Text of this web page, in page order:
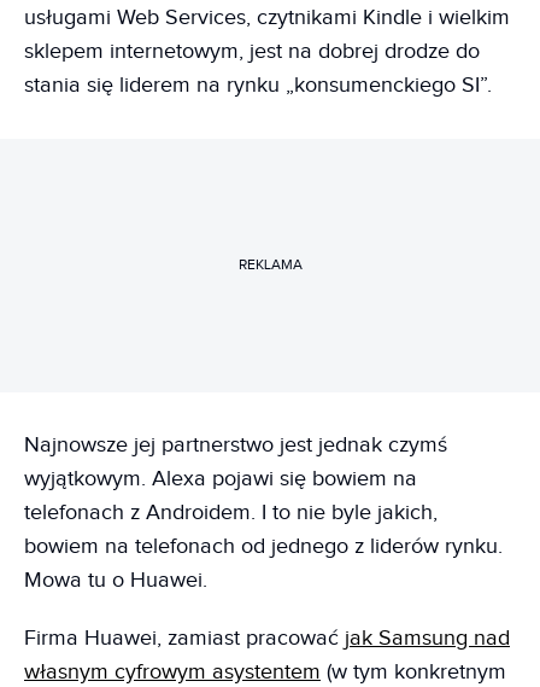
usługami Web Services, czytnikami Kindle i wielkim
sklepem internetowym, jest na dobrej drodze do
stania się liderem na rynku „konsumenckiego SI”.
REKLAMA
Najnowsze jej partnerstwo jest jednak czymś
wyjątkowym. Alexa pojawi się bowiem na
telefonach z Androidem. I to nie byle jakich,
bowiem na telefonach od jednego z liderów rynku.
Mowa tu o Huawei.
Firma Huawei, zamiast pracować jak Samsung nad
własnym cyfrowym asystentem (w tym konkretnym